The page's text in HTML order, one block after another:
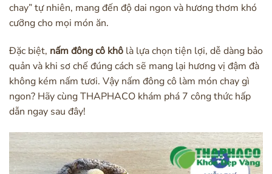
chay” tự nhiên, mang đến độ dai ngon và hương thơm khó
cưỡng cho mọi món ăn.
Đặc biệt, nấm đông cô khô là lựa chọn tiện lợi, dễ dàng bảo
quản và khi sơ chế đúng cách sẽ mang lại hương vị đậm đà
không kém nấm tươi. Vậy nấm đông cô làm món chay gì
ngon? Hãy cùng THAPHACO khám phá 7 công thức hấp
dẫn ngay sau đây!